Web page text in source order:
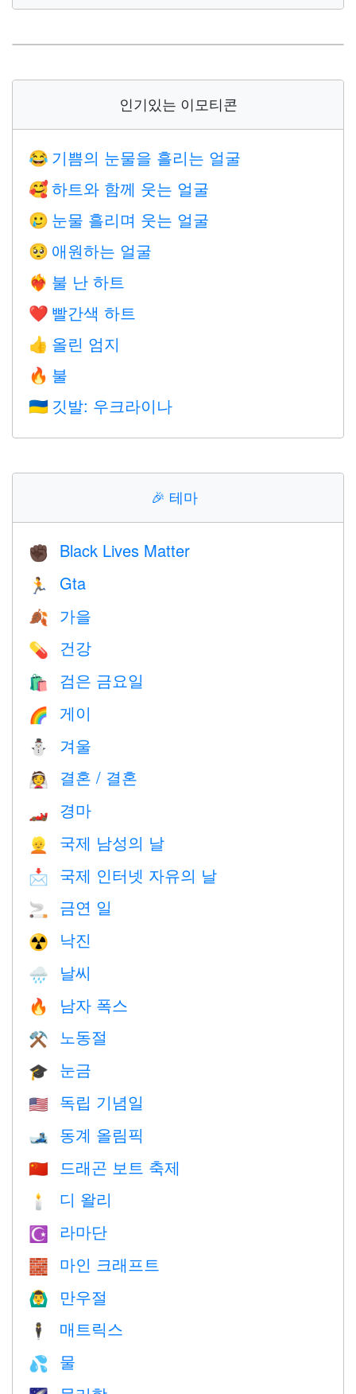
인기있는 이모티콘
😂 기쁨의 눈물을 흘리는 얼굴
🥰 하트와 함께 웃는 얼굴
🥲 눈물 흘리며 웃는 얼굴
🥺 애원하는 얼굴
❤️‍🔥 불 난 하트
❤️ 빨간색 하트
👍 올린 엄지
🔥 불
🇺🇦 깃발: 우크라이나
🎉 테마
✊🏿 Black Lives Matter
🏃 Gta
🍂 가을
💊 건강
🛍 검은 금요일
🌈 게이
⛄ 겨울
👰 결혼 / 결혼
🏎 경마
👱 국제 남성의 날
📩 국제 인터넷 자유의 날
🚬 금연 일
☢️ 낙진
🌧 날씨
🔥 남자 폭스
⚒️ 노동절
🎓 눈금
🇺🇸 독립 기념일
🎿 동계 올림픽
🇨🇳 드래곤 보트 축제
🕯 디 왈리
☪️ 라마단
🧱 마인 크래프트
🙆‍♂️ 만우절
🕴️ 매트릭스
💦 물